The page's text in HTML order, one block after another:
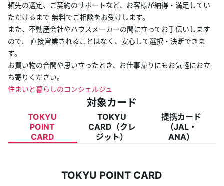
キャンペーン
TOKYU POINT加盟店
よくあるご質問
頼先の選定、ご契約のサポートなど、お客様が納得・満足してい
ただけるまで 無料でご相談をお受けします。
また、不動産会社やハウスメーカーの間に立ってお手伝いします
ので、 直接営業されることはなく、安心して選択・決断できま
す。
お買い物の合間や思い立ったとき、お仕事帰りにもお気軽にお立
ち寄りください。
住まいと暮らしのコンシェルジュ
対象カード
TOKYU
POINT
CARD
TOKYU
CARD（クレ
ジット）
提携カード
（JAL・
ANA）
TOKYU POINT CARD